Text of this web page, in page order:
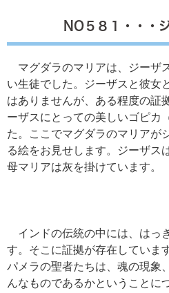
NO５８１・・・
マグダラのマリアは、ジーザ
い生徒でした。ジーザスと彼女
はありませんが、ある程度の証
ーザスにとっての美しいゴピカ
た。ここでマグダラのマリアが
る絵をお見せします。ジーザス
母マリアは灰を掛けています。
インドの伝統の中には、はっ
す。そこに証拠が存在していま
パメラの聖者たちは、魂の現象
んなものであるかということに